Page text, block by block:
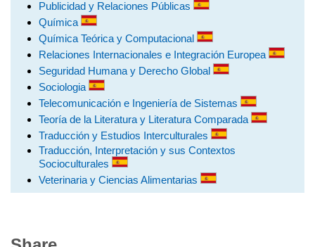
Publicidad y Relaciones Públicas
Química
Química Teórica y Computacional
Relaciones Internacionales e Integración Europea
Seguridad Humana y Derecho Global
Sociologia
Telecomunicación e Ingeniería de Sistemas
Teoría de la Literatura y Literatura Comparada
Traducción y Estudios Interculturales
Traducción, Interpretación y sus Contextos
Socioculturales
Veterinaria y Ciencias Alimentarias